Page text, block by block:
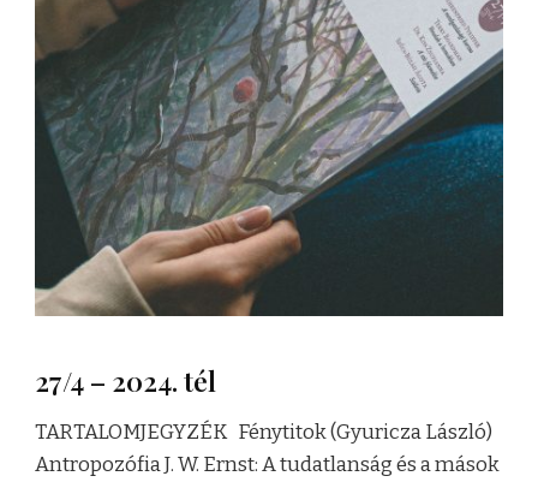
27/4 – 2024. tél
TARTALOMJEGYZÉK Fénytitok (Gyuricza László)
Antropozófia J. W. Ernst: A tudatlanság és a mások